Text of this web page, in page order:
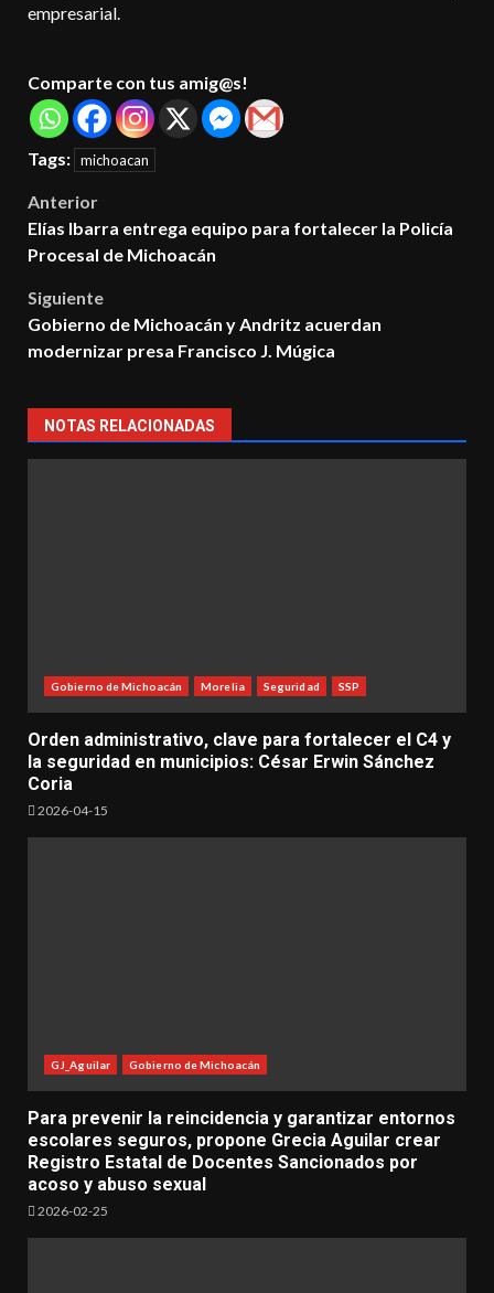
empresarial.
Comparte con tus amig@s!
Tags: michoacan
Post
navigation
Anterior
Elías Ibarra entrega equipo para fortalecer la Policía
Procesal de Michoacán
Siguiente
Gobierno de Michoacán y Andritz acuerdan
modernizar presa Francisco J. Múgica
NOTAS RELACIONADAS
Gobierno de Michoacán Morelia Seguridad SSP
Orden administrativo, clave para fortalecer el C4 y
la seguridad en municipios: César Erwin Sánchez
Coria
2026-04-15
GJ_Aguilar Gobierno de Michoacán
Para prevenir la reincidencia y garantizar entornos
escolares seguros, propone Grecia Aguilar crear
Registro Estatal de Docentes Sancionados por
acoso y abuso sexual
2026-02-25